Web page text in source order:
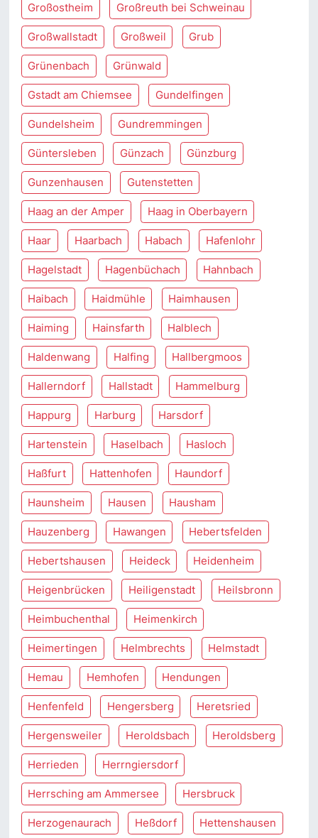
Großostheim Großreuth bei Schweinau
Großwallstadt Großweil Grub
Grünenbach Grünwald
Gstadt am Chiemsee Gundelfingen
Gundelsheim Gundremmingen
Güntersleben Günzach Günzburg
Gunzenhausen Gutenstetten
Haag an der Amper Haag in Oberbayern
Haar Haarbach Habach Hafenlohr
Hagelstadt Hagenbüchach Hahnbach
Haibach Haidmühle Haimhausen
Haiming Hainsfarth Halblech
Haldenwang Halfing Hallbergmoos
Hallerndorf Hallstadt Hammelburg
Happurg Harburg Harsdorf
Hartenstein Haselbach Hasloch
Haßfurt Hattenhofen Haundorf
Haunsheim Hausen Hausham
Hauzenberg Hawangen Hebertsfelden
Hebertshausen Heideck Heidenheim
Heigenbrücken Heiligenstadt Heilsbronn
Heimbuchenthal Heimenkirch
Heimertingen Helmbrechts Helmstadt
Hemau Hemhofen Hendungen
Henfenfeld Hengersberg Heretsried
Hergensweiler Heroldsbach Heroldsberg
Herrieden Herrngiersdorf
Herrsching am Ammersee Hersbruck
Herzogenaurach Heßdorf Hettenshausen